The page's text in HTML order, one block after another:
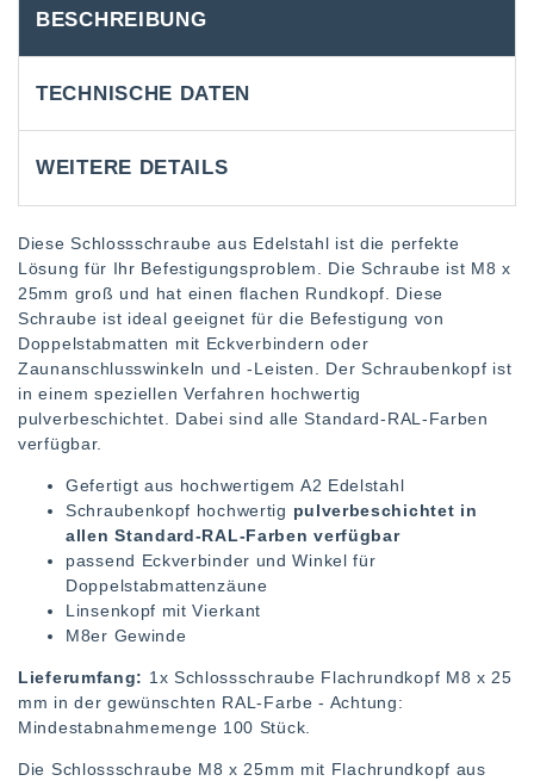
BESCHREIBUNG
TECHNISCHE DATEN
WEITERE DETAILS
Diese Schlossschraube aus Edelstahl ist die perfekte
Lösung für Ihr Befestigungsproblem. Die Schraube ist M8 x
25mm groß und hat einen flachen Rundkopf. Diese
Schraube ist ideal geeignet für die Befestigung von
Doppelstabmatten mit Eckverbindern oder
Zaunanschlusswinkeln und -Leisten. Der Schraubenkopf ist
in einem speziellen Verfahren hochwertig
pulverbeschichtet. Dabei sind alle Standard-RAL-Farben
verfügbar.
Gefertigt aus hochwertigem A2 Edelstahl
Schraubenkopf hochwertig pulverbeschichtet in
allen Standard-RAL-Farben verfügbar
passend Eckverbinder und Winkel für
Doppelstabmattenzäune
Linsenkopf mit Vierkant
M8er Gewinde
Lieferumfang: 1x Schlossschraube Flachrundkopf M8 x 25
mm in der gewünschten RAL-Farbe - Achtung:
Mindestabnahmemenge 100 Stück.
Die Schlossschraube M8 x 25mm mit Flachrundkopf aus